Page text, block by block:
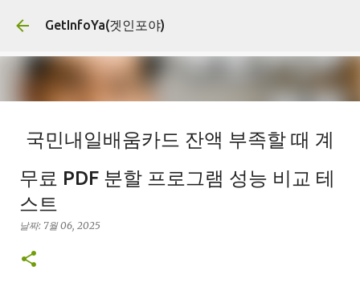
기본 콘텐츠로 건너뛰기
GetInfoYa(겟인포야)
국민내일배움카드 잔액 부족할 때 계
좌한도 추가지원 신청 대상과 서류
날짜:8월 03, 2026 계좌한도추가지원 고용센터방문 고용지원
무료 PDF 분할 프로그램 성능 비교 테
스트
날짜: 7월 06, 2025